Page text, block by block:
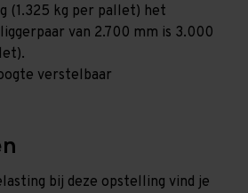
(1.325 kg per pallet) het
van 2.700 mm is 3.000
verstelbaar
bij deze opstelling vind je